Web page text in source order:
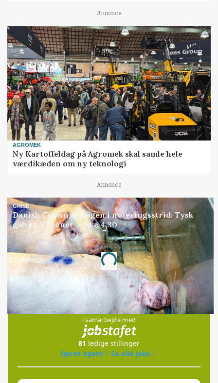
Annonce
AGROMEK
Ny Kartoffeldag på Agromek skal samle hele
værdikæden om ny teknologi
Annonce
GRISE
Danish Crown slår igen i noteringsstrid: Tysk
gab er 3 kroner – ikke 4,30
Annonce
Loading...
Jobs
i samarbejde med
81 ledige stillinger
Opret agent
Se alle jobs